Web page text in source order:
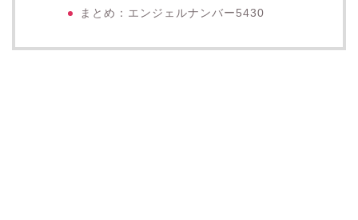
まとめ：エンジェルナンバー5430